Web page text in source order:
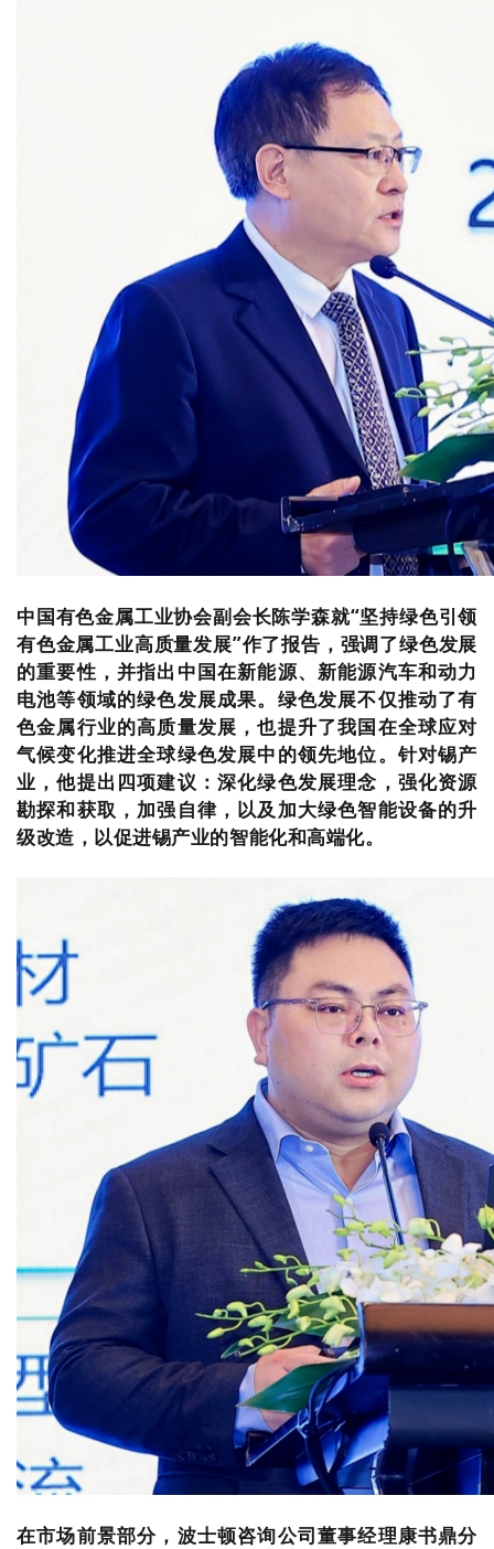
中国有色金属工业协会副会长陈学森就“坚持绿色引领
有色金属工业高质量发展”作了报告，强调了绿色发展
的重要性，并指出中国在新能源、新能源汽车和动力
电池等领域的绿色发展成果。绿色发展不仅推动了有
色金属行业的高质量发展，也提升了我国在全球应对
气候变化推进全球绿色发展中的领先地位。针对锡产
业，他提出四项建议：深化绿色发展理念，强化资源
勘探和获取，加强自律，以及加大绿色智能设备的升
级改造，以促进锡产业的智能化和高端化。
在市场前景部分，波士顿咨询公司董事经理康书鼎分